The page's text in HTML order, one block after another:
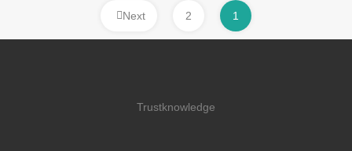
1
2
Next
Trustknowledge